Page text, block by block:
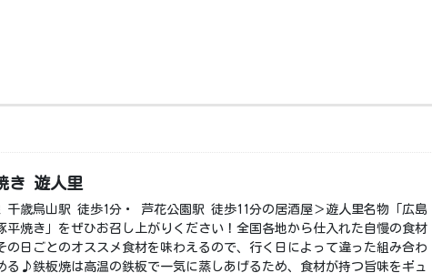
き 遊人里
千歳烏山駅 徒歩1分・ 芦花公園駅 徒歩11分の居酒屋＞遊人里名物「広島
平焼き」をぜひお召し上がりください！全国各地から仕入れた自慢の食材
の日ごとのオススメ食材を味わえるので、行く日によって違った組み合わ
る♪鉄板焼は高温の鉄板で一気に蒸しあげるため、食材が持つ旨味をギュ